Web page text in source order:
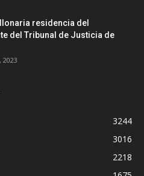
residencia del
del Tribunal de Justicia de
3244
3016
2218